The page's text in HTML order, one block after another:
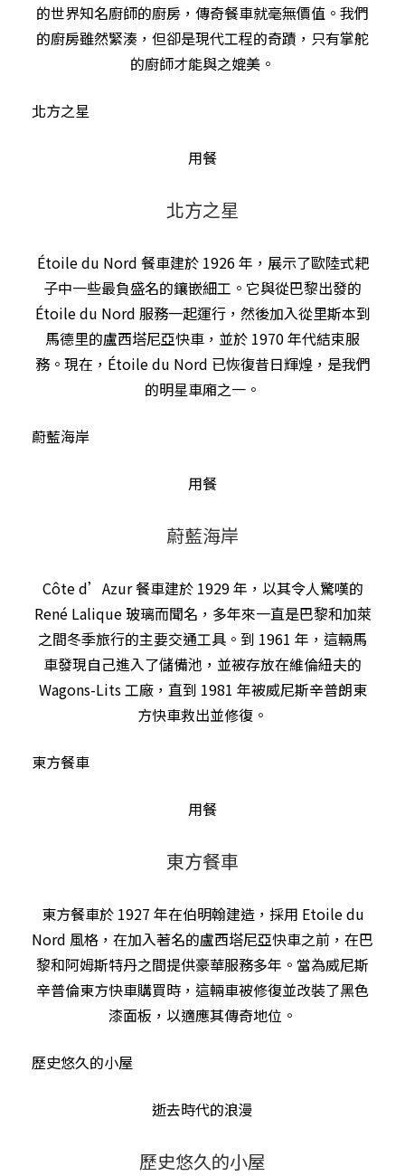
的世界知名廚師的廚房，傳奇餐車就毫無價值。我們
的廚房雖然緊湊，但卻是現代工程的奇蹟，只有掌舵
的廚師才能與之媲美。
北方之星
用餐
北方之星
Étoile du Nord 餐車建於 1926 年，展示了歐陸式耙
子中一些最負盛名的鑲嵌細工。它與從巴黎出發的
Étoile du Nord 服務一起運行，然後加入從里斯本到
馬德里的盧西塔尼亞快車，並於 1970 年代結束服
務。現在，Étoile du Nord 已恢復昔日輝煌，是我們
的明星車廂之一。
蔚藍海岸
用餐
蔚藍海岸
Côte d’Azur 餐車建於 1929 年，以其令人驚嘆的
René Lalique 玻璃而聞名，多年來一直是巴黎和加萊
之間冬季旅行的主要交通工具。到 1961 年，這輛馬
車發現自己進入了儲備池，並被存放在維倫紐夫的
Wagons-Lits 工廠，直到 1981 年被威尼斯辛普朗東
方快車救出並修復。
東方餐車
用餐
東方餐車
東方餐車於 1927 年在伯明翰建造，採用 Etoile du
Nord 風格，在加入著名的盧西塔尼亞快車之前，在巴
黎和阿姆斯特丹之間提供豪華服務多年。當為威尼斯
辛普倫東方快車購買時，這輛車被修復並改裝了黑色
漆面板，以適應其傳奇地位。
歷史悠久的小屋
逝去時代的浪漫
歷史悠久的小屋